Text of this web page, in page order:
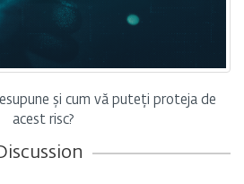
și cum vă puteți proteja de
acest risc?